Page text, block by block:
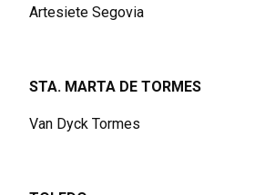
Artesiete Segovia
STA. MARTA DE TORMES
Van Dyck Tormes